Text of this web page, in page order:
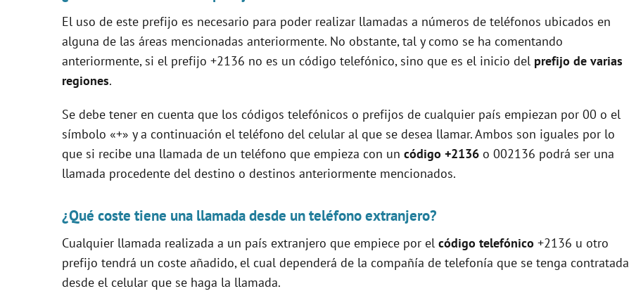
e
o
El uso de este prefijo es necesario para poder realizar llamadas a números de teléfonos ubicados en
alguna de las áreas mencionadas anteriormente. No obstante, tal y como se ha comentando
anteriormente, si el prefijo +2136 no es un código telefónico, sino que es el inicio del prefijo de varias
regiones.
Se debe tener en cuenta que los códigos telefónicos o prefijos de cualquier país empiezan por 00 o el
símbolo «+» y a continuación el teléfono del celular al que se desea llamar. Ambos son iguales por lo
que si recibe una llamada de un teléfono que empieza con un código +2136 o 002136 podrá ser una
llamada procedente del destino o destinos anteriormente mencionados.
¿Qué coste tiene una llamada desde un teléfono extranjero?
Cualquier llamada realizada a un país extranjero que empiece por el código telefónico +2136 u otro
prefijo tendrá un coste añadido, el cual dependerá de la compañía de telefonía que se tenga contratada
desde el celular que se haga la llamada.